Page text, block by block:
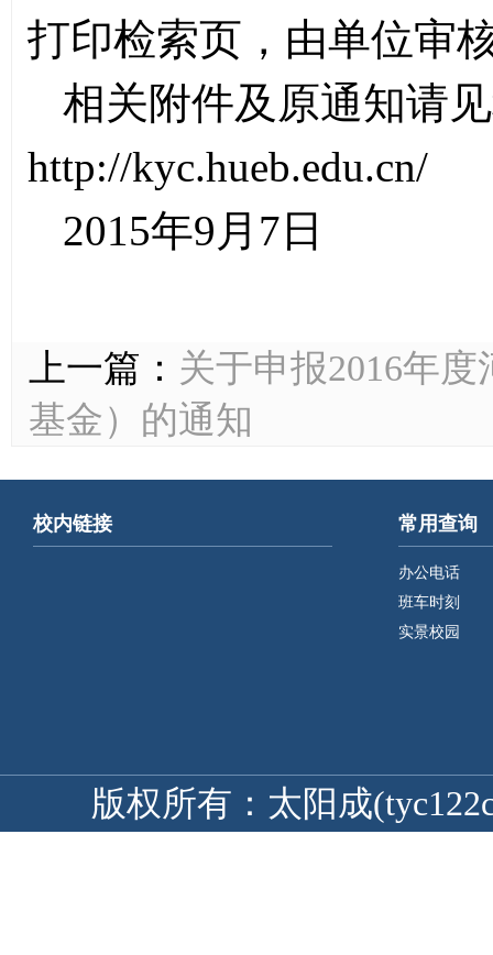
打印检索页，由单位审
相关附件及原通知请
http://kyc.hueb.edu.cn/
2015年9月7日
上一篇： 关于申报2016年
基金）的通知
校内链接 常用查询
办公电话
班车时刻
实景校园
版权所有：太阳成